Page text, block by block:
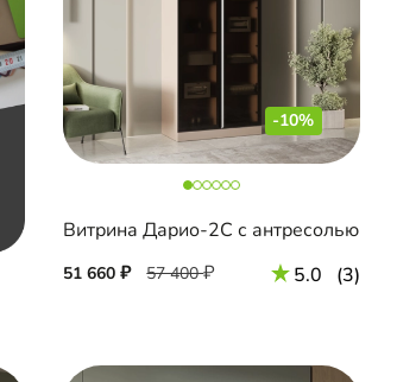
-10%
Витрина Дарио-2С с антресолью
51 660 57 400 5.0 (3)